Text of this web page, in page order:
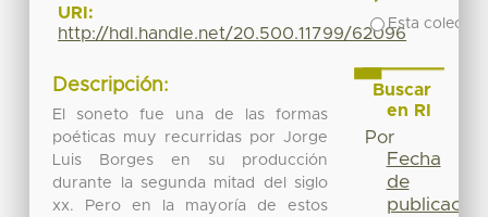
URI:
http://hdl.handle.net/20.500.11799/62096
Descripción:
El soneto fue una de las formas
poéticas muy recurridas por Jorge
Luis Borges en su producción
durante la segunda mitad del siglo
xx. Pero en la mayoría de estos
Esta
Buscar
en RI
Por
Fecha
de
publicación